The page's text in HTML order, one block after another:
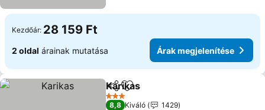
Kezdőár: 28 159 Ft
2 oldal árainak mutatása Árak megjelenítése
MegosztásHozzáadás a kedvencekhez
Karikas
3 Kategória
8,8 Kiváló
1429